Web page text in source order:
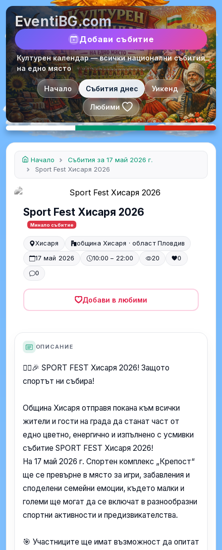
EventiBG.com
Добави събитие
Културен календар — всички национални събития
на едно място
Начало Събития днес Уикенд
Любими
Начало
Събития за 17 май 2026 г.
Sport Fest Хисаря 2026
Sport Fest Хисаря 2026
Минало събитие
Хисаря
община Хисаря · област Пловдив
17 май 2026
10:00 – 22:00 20
0
0
Добави в любими
ОПИСАНИЕ
🏃‍♂️🎉 SPORT FEST Хисаря 2026! Защото
спортът ни събира!
Община Хисаря отправя покана към всички
жители и гости на града да станат част от
едно цветно, енергично и изпълнено с усмивки
събитие SPORT FEST Хисаря 2026!
На 17 май 2026 г. Спортен комплекс „Крепост“
ще се превърне в място за игри, забавления и
споделени семейни емоции, където малки и
големи ще могат да се включат в разнообразни
спортни активности и предизвикателства.
🎯 Участниците ще имат възможност да опитат